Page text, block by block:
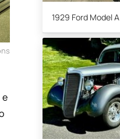
e
1929 Ford Model A